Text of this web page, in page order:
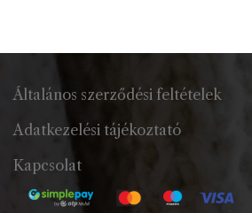
Általános szerződési feltételek
Adatkezelési tájékoztató
Kapcsolat